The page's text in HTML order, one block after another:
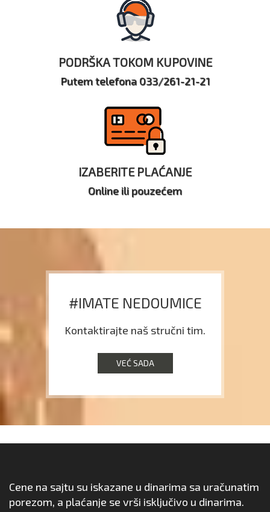
PODRŠKA TOKOM KUPOVINE
Putem telefona 033/261-21-21
IZABERITE PLAĆANJE
Online ili pouzećem
#IMATE NEDOUMICE
Kontaktirajte naš stručni tim.
VEĆ SADA
Cene na sajtu su iskazane u dinarima sa uračunatim
porezom, a plaćanje se vrši isključivo u dinarima.